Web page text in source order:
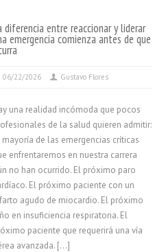
diferencia entre reaccionar y liderar
emergencia comienza antes de que
06/22/2026 Gustavo Flores
una realidad incómoda que pocos
de la salud quieren admitir:
mayoría de las emergencias críticas
enfrentaremos en nuestra carrera
no han ocurrido. El próximo paro
El próximo paciente con un
agudo de miocardio. El próximo
en insuficiencia respiratoria. El
paciente que requerirá una vía
avanzada. […]